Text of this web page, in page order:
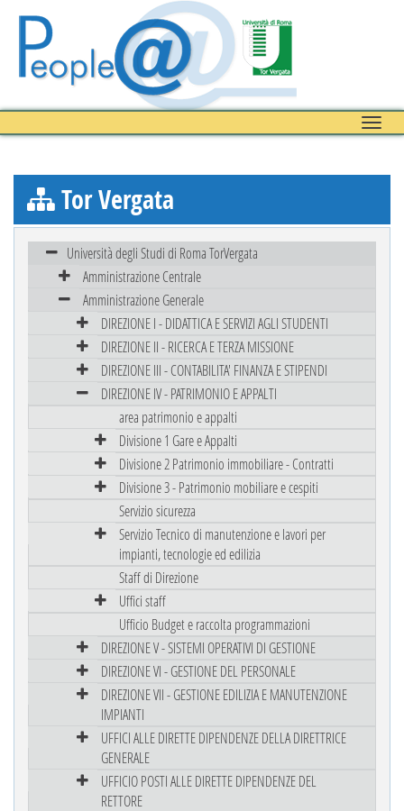
Toggle
Tor Vergata
Università degli Studi di Roma TorVergata
Amministrazione Centrale
Amministrazione Generale
DIREZIONE I - DIDATTICA E SERVIZI AGLI STUDENTI
DIREZIONE II - RICERCA E TERZA MISSIONE
DIREZIONE III - CONTABILITA' FINANZA E STIPENDI
DIREZIONE IV - PATRIMONIO E APPALTI
area patrimonio e appalti
Divisione 1 Gare e Appalti
Divisione 2 Patrimonio immobiliare - Contratti
Divisione 3 - Patrimonio mobiliare e cespiti
Servizio sicurezza
Servizio Tecnico di manutenzione e lavori per
impianti, tecnologie ed edilizia
Staff di Direzione
Uffici staff
Ufficio Budget e raccolta programmazioni
DIREZIONE V - SISTEMI OPERATIVI DI GESTIONE
DIREZIONE VI - GESTIONE DEL PERSONALE
DIREZIONE VII - GESTIONE EDILIZIA E MANUTENZIONE
IMPIANTI
UFFICI ALLE DIRETTE DIPENDENZE DELLA DIRETTRICE
GENERALE
UFFICIO POSTI ALLE DIRETTE DIPENDENZE DEL
RETTORE